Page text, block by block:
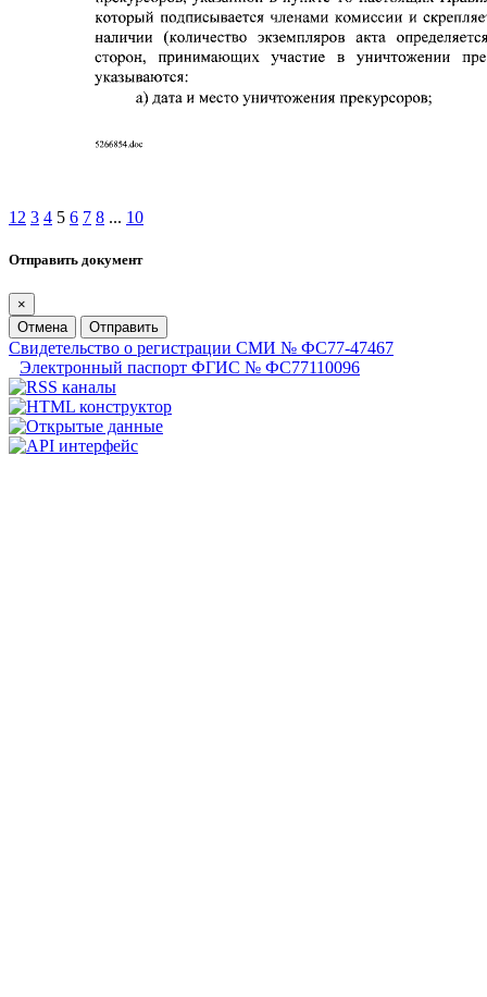
1 2 3 4 5 6 7 8 ... 10
Отправить документ
×
Отмена
Отправить
Свидетельство о регистрации СМИ № ФС77-47467
Электронный паспорт ФГИС № ФС77110096